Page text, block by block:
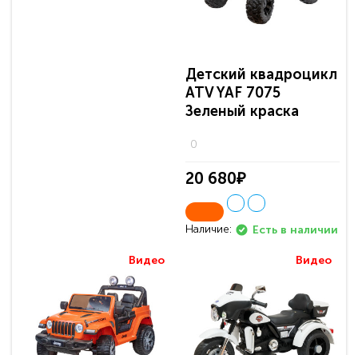
Детский квадроцикл
ATV YAF 7075
Зеленый краска
0
20 680₽
Наличие: Есть в наличии
Видео Видео